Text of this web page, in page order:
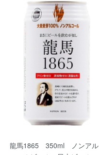
龍馬1865 350ml ノンアル